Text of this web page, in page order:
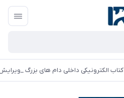
کتاب الکترونیکی داخلی دام های بزرگ _ویرایش